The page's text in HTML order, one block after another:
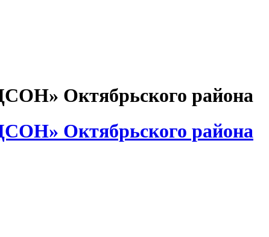
Октябрьского района
Октябрьского района